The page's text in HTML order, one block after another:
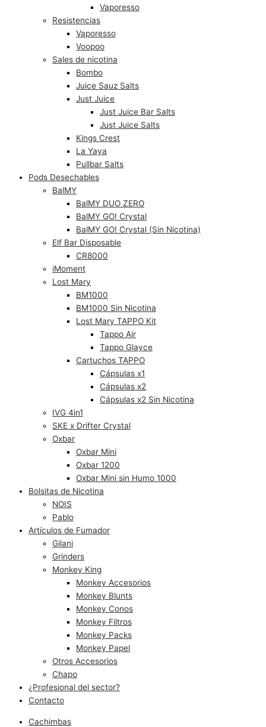
Vaporesso
Resistencias
Vaporesso
Voopoo
Sales de nicotina
Bombo
Juice Sauz Salts
Just Juice
Just Juice Bar Salts
Just Juice Salts
Kings Crest
La Yaya
Pullbar Salts
Pods Desechables
BalMY
BalMY DUO ZERO
BalMY GO! Crystal
BalMY GO! Crystal (Sin Nicotina)
Elf Bar Disposable
CR8000
iMoment
Lost Mary
BM1000
BM1000 Sin Nicotina
Lost Mary TAPPO Kit
Tappo Air
Tappo Glayce
Cartuchos TAPPO
Cápsulas x1
Cápsulas x2
Cápsulas x2 Sin Nicotina
IVG 4in1
SKE x Drifter Crystal
Oxbar
Oxbar Mini
Oxbar 1200
Oxbar Mini sin Humo 1000
Bolsitas de Nicotina
NOIS
Pablo
Artículos de Fumador
Gilani
Grinders
Monkey King
Monkey Accesorios
Monkey Blunts
Monkey Conos
Monkey Filtros
Monkey Packs
Monkey Papel
Otros Accesorios
Chapo
¿Profesional del sector?
Contacto
Cachimbas